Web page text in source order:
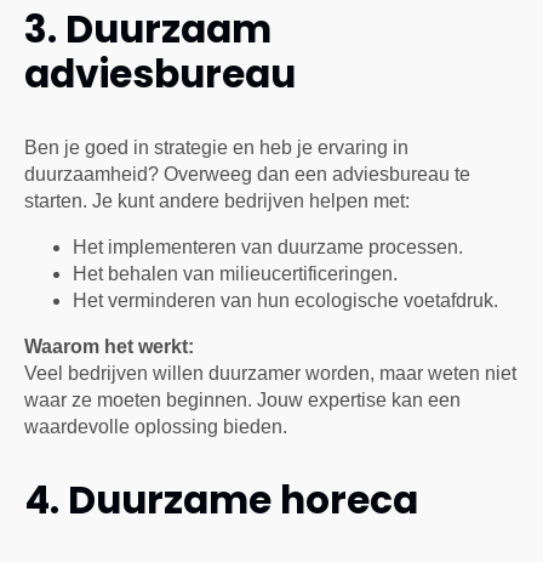
3. Duurzaam
adviesbureau
Ben je goed in strategie en heb je ervaring in
duurzaamheid? Overweeg dan een adviesbureau te
starten. Je kunt andere bedrijven helpen met:
Het implementeren van duurzame processen.
Het behalen van milieucertificeringen.
Het verminderen van hun ecologische voetafdruk.
Waarom het werkt:
Veel bedrijven willen duurzamer worden, maar weten niet
waar ze moeten beginnen. Jouw expertise kan een
waardevolle oplossing bieden.
4. Duurzame horeca